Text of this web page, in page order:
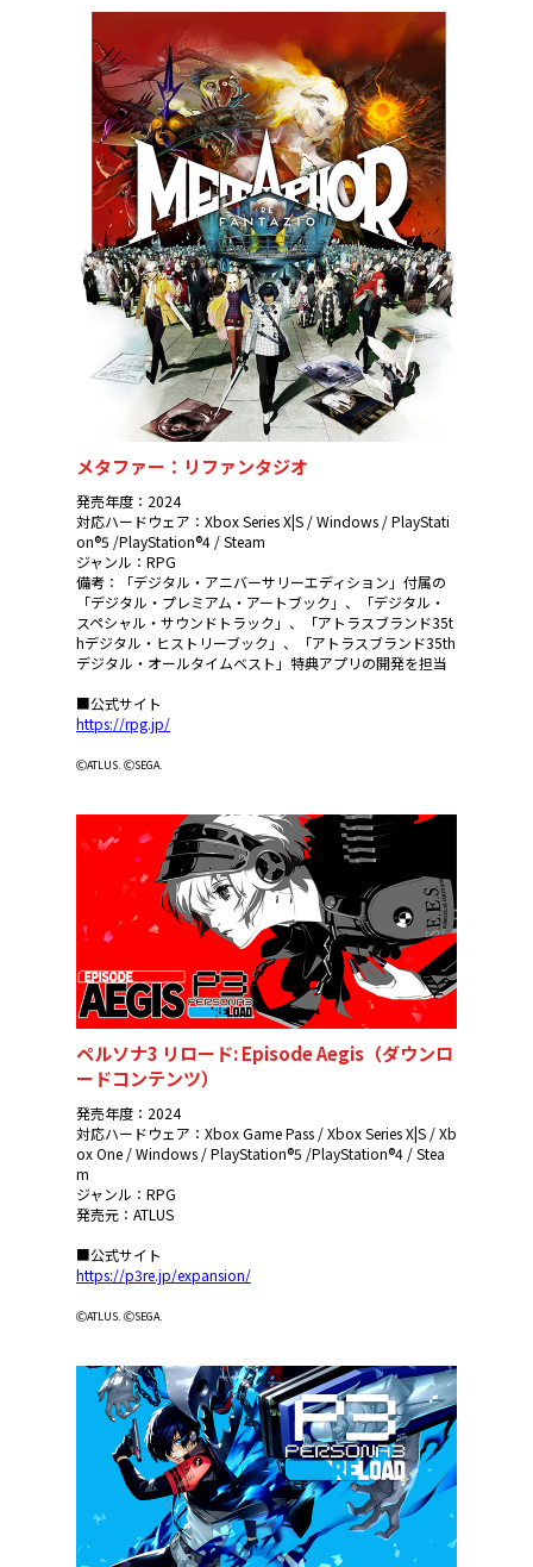
メタファー：リファンタジオ
発売年度：2024
対応ハードウェア：Xbox Series X|S / Windows / PlayStati
on®5 /PlayStation®4 / Steam
ジャンル：RPG
備考：「デジタル・アニバーサリーエディション」付属の
「デジタル・プレミアム・アートブック」、「デジタル・
スペシャル・サウンドトラック」、「アトラスブランド35t
hデジタル・ヒストリーブック」、「アトラスブランド35th
デジタル・オールタイムベスト」特典アプリの開発を担当
■公式サイト
https://rpg.jp/
ⒸATLUS. ⒸSEGA.
ペルソナ3 リロード: Episode Aegis（ダウンロ
ードコンテンツ）
発売年度：2024
対応ハードウェア：Xbox Game Pass / Xbox Series X|S / Xb
ox One / Windows / PlayStation®5 /PlayStation®4 / Stea
m
ジャンル：RPG
発売元：ATLUS
■公式サイト
https://p3re.jp/expansion/
ⒸATLUS. ⒸSEGA.